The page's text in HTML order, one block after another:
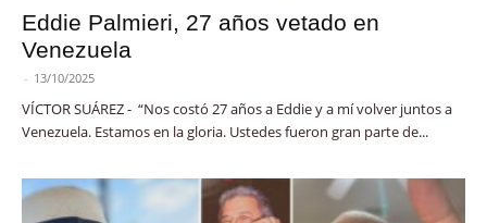
Eddie Palmieri, 27 años vetado en
Venezuela
- 13/10/2025
VÍCTOR SUÁREZ - “Nos costó 27 años a Eddie y a mí volver juntos a
Venezuela. Estamos en la gloria. Ustedes fueron gran parte de...